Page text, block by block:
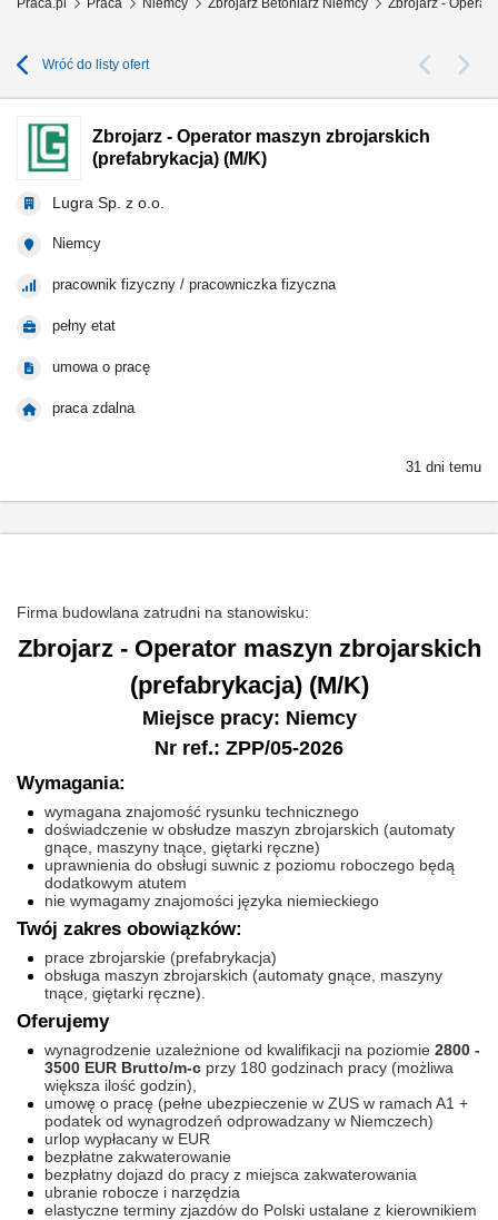
Praca.pl Praca Niemcy Zbrojarz Betoniarz Niemcy Zbrojarz -
Wróć do listy ofert
Zbrojarz - Operator maszyn zbrojarskich
(prefabrykacja) (M/K)
Lugra Sp. z o.o.
Niemcy
pracownik fizyczny / pracowniczka fizyczna
pełny etat
umowa o pracę
praca zdalna
31 dni temu
Firma budowlana zatrudni na stanowisku:
Zbrojarz - Operator maszyn zbrojarskich
(prefabrykacja) (M/K)
Miejsce pracy: Niemcy
Nr ref.: ZPP/05-2026
Wymagania:
wymagana znajomość rysunku technicznego
doświadczenie w obsłudze maszyn zbrojarskich (automaty
gnące, maszyny tnące, giętarki ręczne)
uprawnienia do obsługi suwnic z poziomu roboczego będą
dodatkowym atutem
nie wymagamy znajomości języka niemieckiego
Twój zakres obowiązków:
prace zbrojarskie (prefabrykacja)
obsługa maszyn zbrojarskich (automaty gnące, maszyny
tnące, giętarki ręczne).
Oferujemy
wynagrodzenie uzależnione od kwalifikacji na poziomie 2800 -
3500 EUR Brutto/m-c przy 180 godzinach pracy (możliwa
większa ilość godzin),
umowę o pracę (pełne ubezpieczenie w ZUS w ramach A1 +
podatek od wynagrodzeń odprowadzany w Niemczech)
urlop wypłacany w EUR
bezpłatne zakwaterowanie
bezpłatny dojazd do pracy z miejsca zakwaterowania
ubranie robocze i narzędzia
elastyczne terminy zjazdów do Polski ustalane z kierownikiem